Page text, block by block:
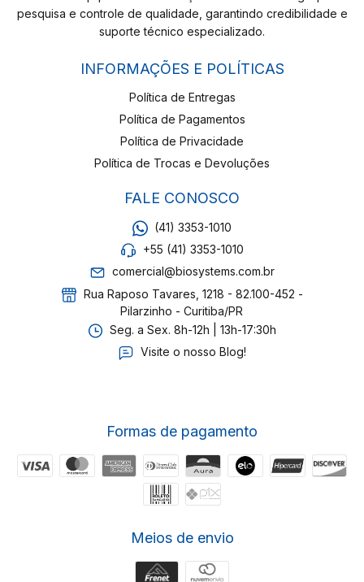
pesquisa e controle de qualidade, garantindo credibilidade e
suporte técnico especializado.
INFORMAÇÕES E POLÍTICAS
Política de Entregas
Política de Pagamentos
Política de Privacidade
Política de Trocas e Devoluções
FALE CONOSCO
(41) 3353-1010
+55 (41) 3353-1010
comercial@biosystems.com.br
Rua Raposo Tavares, 1218 - 82.100-452 -
Pilarzinho - Curitiba/PR
Seg. a Sex. 8h-12h | 13h-17:30h
Visite o nosso Blog!
Formas de pagamento
Meios de envio